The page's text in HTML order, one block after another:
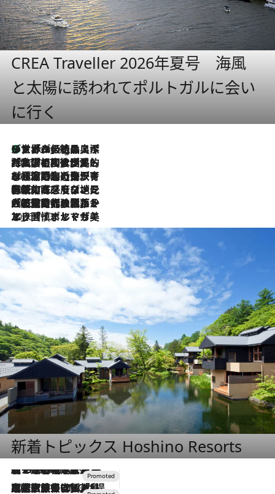
CREA Traveller 2026年夏号 海風
と太陽に誘われてポルトガルに会い
に行く
1 Hour Ago
リスボンの絶品スイーツ「パステル・デ・ナタ」とは？ポルトガル伝統の奥深い世界へ
2026.7.27
「私の祖国はポルトガル語です」国民的詩人フェルナンド・ペソアと、彼が愛した文学の街を歩く
2026.7.26
ポルトガル近海が育む極上の海の幸。キリリと冷えた白ワインと愉しむ、シーフード専門店の贅沢
2026.7.22
伝統の味をモダンに昇華。高感度な地元客が集う、リスボンの最旬ガストロノミー
2026.7.21
大航海時代の栄華から、震災、独裁、そして革命へ。ポルトガル・首都リスボンの石畳に刻まれた「歴史の光と影」
2026.7.13
エッセイ・ヤマザキマリ「慎ましくも美しき国 ポルトガル」
新着トピックス Hoshino Resorts
2026.8.7
【トンボの足水浴】ヒノキの香りに包まれて涼感マックス！約13℃の湧水かけ流しを避暑地「星野温泉 トンボの湯」で体験
2026.7.31
【ホテル帰省】という選択肢をOMOが提案。家族とほどよい距離を保つには「昼は実家、夜は気兼ねなくホテルで！」